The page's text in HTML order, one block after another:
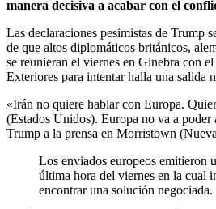
manera decisiva a acabar con el
Las declaraciones pesimistas de Trump
de que altos diplomáticos británicos,
se reunieran el viernes en Ginebra con
Exteriores para intentar halla una salida
«Irán no quiere hablar con Europa.
(Estados Unidos). Europa no va a poder
Trump a la prensa en Morristown
Los enviados europeos emitieron
última hora del viernes en la cual
encontrar una solución negociada.